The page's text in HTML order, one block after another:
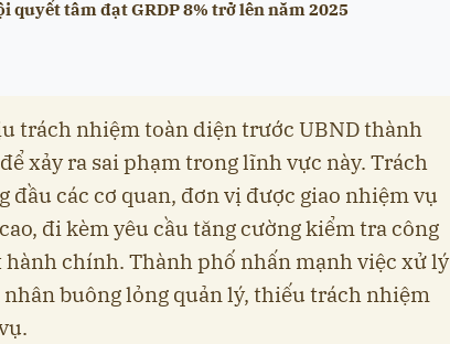
quyết tâm đạt GRDP 8% trở lên năm 2025
trách nhiệm toàn diện trước UBND thành
xảy ra sai phạm trong lĩnh vực này. Trách
đầu các cơ quan, đơn vị được giao nhiệm vụ
đi kèm yêu cầu tăng cường kiểm tra công
hành chính. Thành phố nhấn mạnh việc xử lý
nhân buông lỏng quản lý, thiếu trách nhiệm